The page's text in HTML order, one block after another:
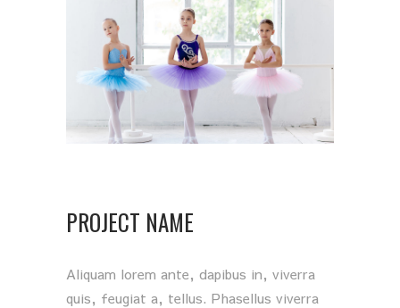
PROJECT NAME
Aliquam lorem ante, dapibus in, viverra
quis, feugiat a, tellus. Phasellus viverra